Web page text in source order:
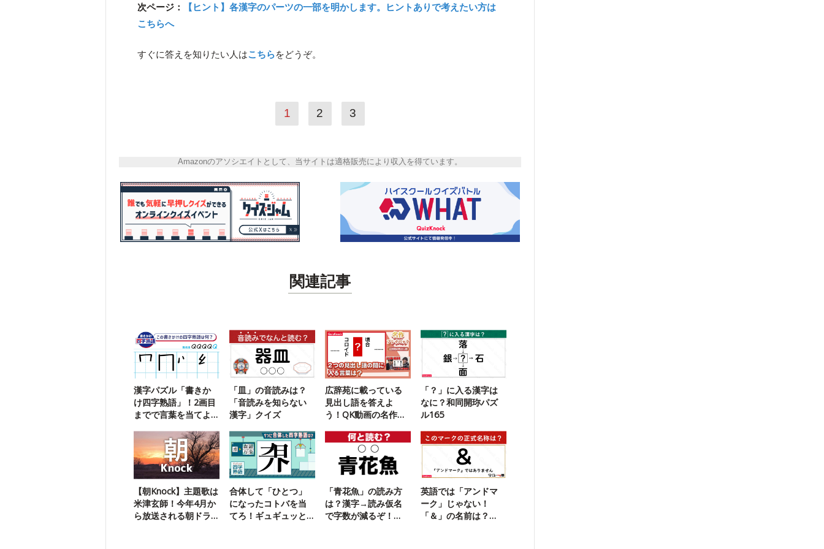
次ページ：
【ヒント】各漢字のパーツの一部を明かします。ヒントありで考えたい方は
こちらへ
すぐに答えを知りたい人はこちらをどうぞ。
1 2 3
Amazonのアソシエイトとして、当サイトは適格販売により収入を得ています。
関連記事
漢字パズル「書きか
け四字熟語」！2画目
までで言葉を当てよ
「皿」の音読みは？
「音読みを知らない
漢字」クイズ
広辞苑に載っている
見出し語を答えよ
う！QK動画の名作ク
「？」に入る漢字は
なに？和同開珎パズ
ル165
【朝Knock】主題歌は
米津玄師！今年4月か
ら放送される朝ドラ
合体して「ひとつ」
になったコトバを当
てろ！ギュギュッと
「青花魚」の読み方
は？漢字→読み仮名
で字数が減るぞ！
英語では「アンドマ
ーク」じゃない！
「＆」の名前は？